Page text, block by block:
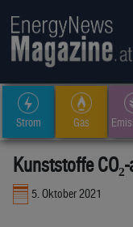
Strom Gas
Kunststoffe
5. Oktober 2021